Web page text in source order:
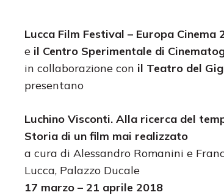
Lucca Film Festival – Europa Cinema
e il Centro Sperimentale di
in collaborazione con il Teatro del
presentano
Luchino Visconti. Alla ricerca del
Storia di un film mai realizzato
a cura di Alessandro Romanini e
Lucca, Palazzo Ducale
17 marzo – 21 aprile 2018